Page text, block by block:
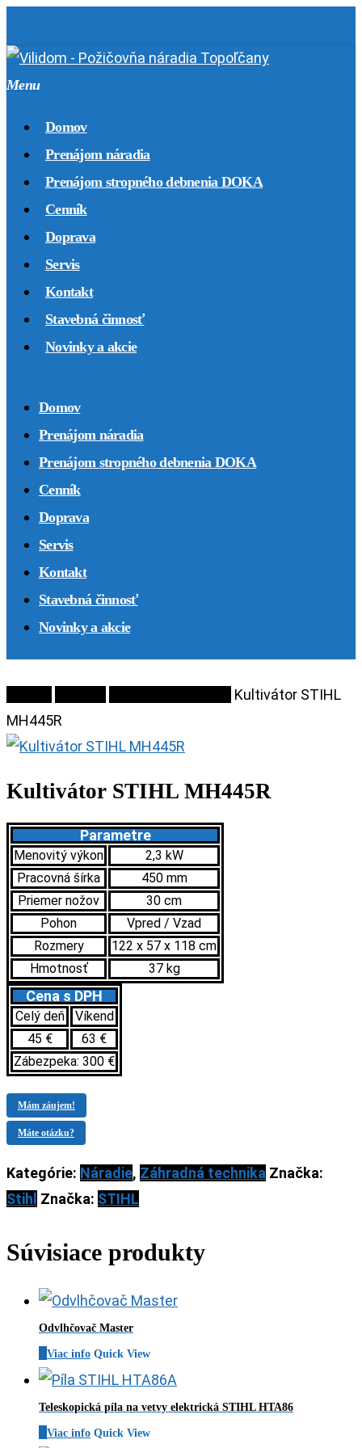
to
main
Menu
Domov
Prenájom náradia
Prenájom stropného debnenia DOKA
Cenník
Doprava
Servis
Kontakt
Stavebná činnosť
Novinky a akcie
Domov
Prenájom náradia
Prenájom stropného debnenia DOKA
Cenník
Doprava
Servis
Kontakt
Stavebná činnosť
Novinky a akcie
Kultivátor STIHL
MH445R
Kultivátor STIHL MH445R
Parametre
Menovitý výkon
2,3 kW
Pracovná šírka
450 mm
Priemer nožov
30 cm
Pohon
Vpred / Vzad
Rozmery
122 x 57 x 118 cm
Hmotnosť
37 kg
Cena s DPH
Celý deň
Víkend
45 €
63 €
Zábezpeka: 300 €
Mám záujem!
Máte otázku?
Kategórie: Náradie, Záhradná technika Značka:
Stihl Značka: STIHL
Súvisiace produkty
Odvlhčovač Master
Viac info Quick View
Teleskopická píla na vetvy elektrická STIHL HTA86
Viac info Quick View